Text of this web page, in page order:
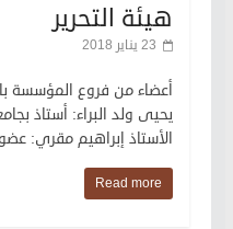
هيئة التحرير
23 يناير 2018
أعضاء من فروع المؤسسة
يحيى ولد البراء: أستاذ
الأستاذ إبراهيم مقري: عضو
Read more